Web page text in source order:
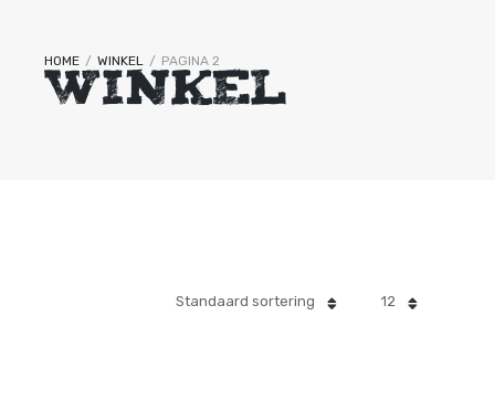
HOME / WINKEL / PAGINA 2
WINKEL
12
Standaard sortering